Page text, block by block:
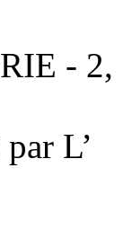
-
L’